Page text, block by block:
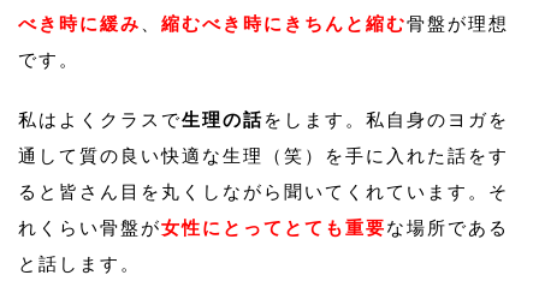
べき時に緩み
縮むべき時にきちんと縮む骨盤が理想
です。
私はよくクラスで生理の話をします。私自身のヨガを
通して質の良い快適な生理（笑）を手に入れた話をす
ると皆さん目を丸くしながら聞いてくれています。そ
れくらい骨盤が女性にとってとても重要な場所である
と話します。